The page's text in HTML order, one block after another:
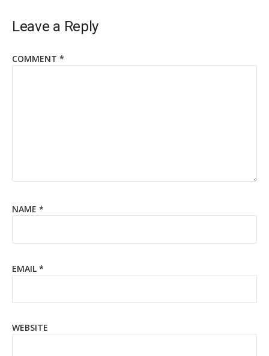
Leave a Reply
COMMENT *
NAME *
EMAIL *
WEBSITE